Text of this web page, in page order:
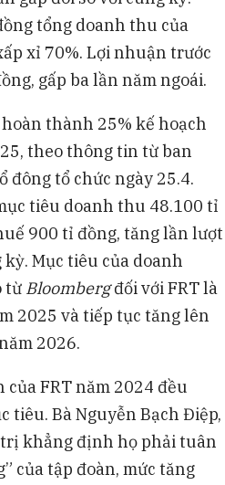
tổng doanh thu của
xỉ 70%. Lợi nhuận trước
gấp ba lần năm ngoái.
thành 25% kế hoạch
theo thông tin từ ban
đông tổ chức ngày 25.4.
tiêu doanh thu 48.100 tỉ
900 tỉ đồng, tăng lần lượt
kỳ. Mục tiêu của doanh
từ Bloombergđối với FRT là
2025 và tiếp tục tăng lên
2026.
FRT năm 2024 đều
tiêu. Bà Nguyễn Bạch Điệp,
khẳng định họ phải tuân
của tập đoàn, mức tăng